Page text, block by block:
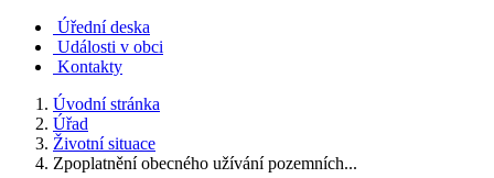
Úřední deska
Události v obci
Kontakty
Úvodní stránka
Úřad
Životní situace
Zpoplatnění obecného užívání pozemních...